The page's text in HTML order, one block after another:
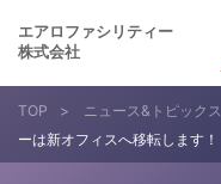
エアロファシリティー
株式会社
選ばれる理由
TOP > ニュース&トピックス
ーは新オフィスへ移転します！